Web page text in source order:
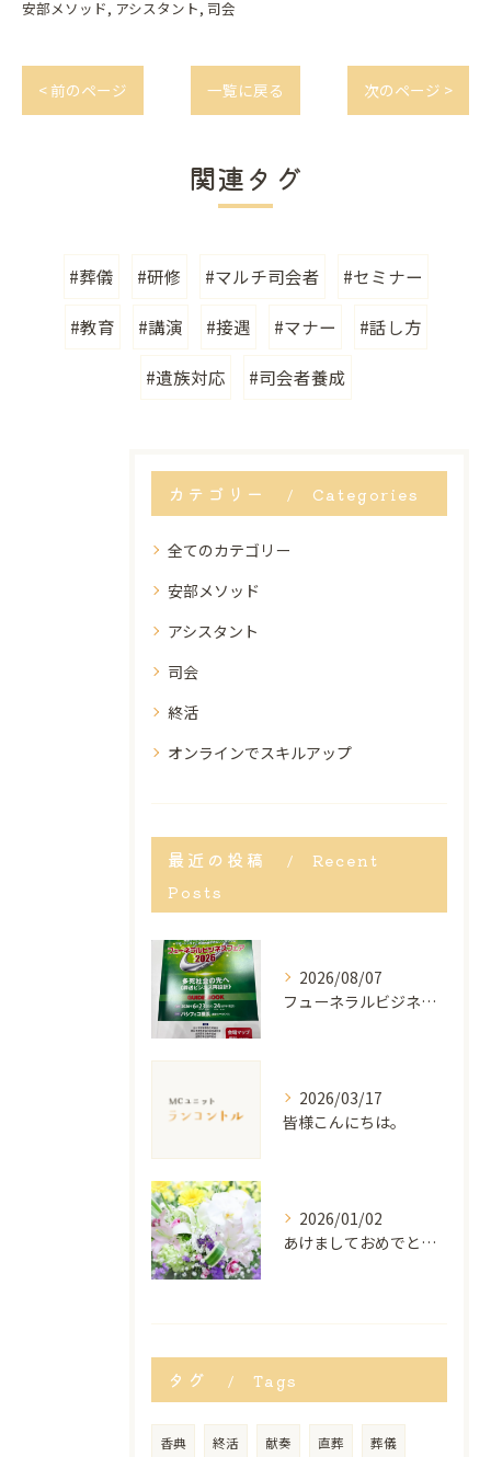
安部メソッド アシスタント 司会
< 前のページ 一覧に戻る 次のページ >
関連タグ
#葬儀 #研修 #マルチ司会者 #セミナー
#教育 #講演 #接遇 #マナー #話し方
#遺族対応 #司会者養成
カテゴリー Categories
全てのカテゴリー
安部メソッド
アシスタント
司会
終活
オンラインでスキルアップ
最近の投稿
Recent
Posts
2026/08/07
フューネラルビジネスフェア2026で登壇しました
2026/03/17
皆様こんにちは。
2026/01/02
あけましておめでとうございます
タグ Tags
香典 終活 献奏 直葬 葬儀